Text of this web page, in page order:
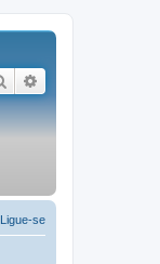
Pesquisar
Ligue-se